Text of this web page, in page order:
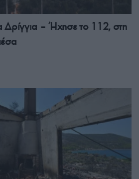
Δρίγγια – Ήχησε το 112, στη